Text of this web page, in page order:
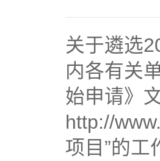
关于遴选
内各有关
始申请》
http://
项目”的工